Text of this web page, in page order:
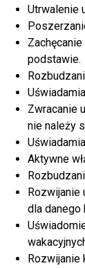
Utrwalenie
podstawie.
Zwracanie
nie należy
Aktywne
Rozwijanie
dla danego
Rozwijanie